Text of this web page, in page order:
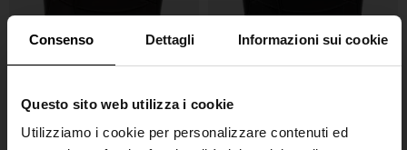
Consenso Dettagli Informazioni sui cookie
Questo sito web utilizza i cookie
Utilizziamo i cookie per personalizzare contenuti ed
HIDESINS HIDESINS